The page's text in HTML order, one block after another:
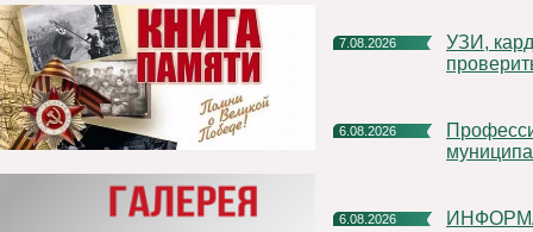
7.08.2026
УЗИ, кардиочек-ап и флюорограф: что можно успеть
6.08.2026
Профессиональное развитие в цифровом университете
6.08.2026